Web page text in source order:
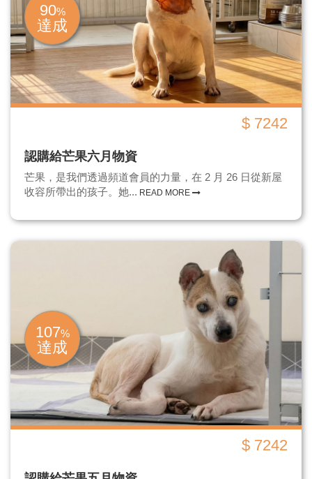
90%
達成
$ 7242
認購給芒果六月物資
芒果，是我們透過頻道會員的力量，在 2 月 26 日從新屋
收容所帶出的孩子。她... READ MORE
107%
達成
$ 7242